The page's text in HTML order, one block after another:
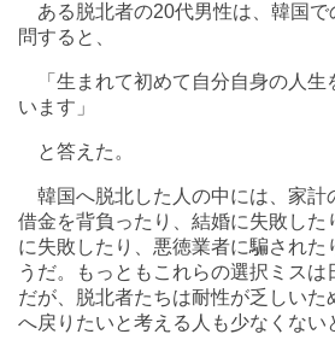
ある脱北者の20代男性は、韓国で
問すると、
「生まれて初めて自分自身の人生
います」
と答えた。
韓国へ脱北した人の中には、家計
借金を背負ったり、結婚に失敗した
に失敗したり、悪徳業者に騙された
うだ。もっともこれらの選択ミスは
だが、脱北者たちは耐性が乏しいた
へ戻りたいと考える人も少なくない